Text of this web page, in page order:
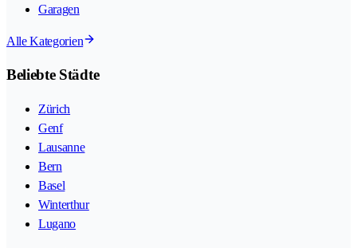
Garagen
Alle Kategorien
Beliebte Städte
Zürich
Genf
Lausanne
Bern
Basel
Winterthur
Lugano